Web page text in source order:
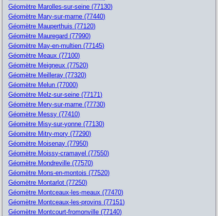
Géomètre Marolles-sur-seine (77130)
Géomètre Mary-sur-marne (77440)
Géomètre Mauperthuis (77120)
Géomètre Mauregard (77990)
Géomètre May-en-multien (77145)
Géomètre Meaux (77100)
Géomètre Meigneux (77520)
Géomètre Meilleray (77320)
Géomètre Melun (77000)
Géomètre Melz-sur-seine (77171)
Géomètre Mery-sur-marne (77730)
Géomètre Messy (77410)
Géomètre Misy-sur-yonne (77130)
Géomètre Mitry-mory (77290)
Géomètre Moisenay (77950)
Géomètre Moissy-cramayel (77550)
Géomètre Mondreville (77570)
Géomètre Mons-en-montois (77520)
Géomètre Montarlot (77250)
Géomètre Montceaux-les-meaux (77470)
Géomètre Montceaux-les-provins (77151)
Géomètre Montcourt-fromonville (77140)